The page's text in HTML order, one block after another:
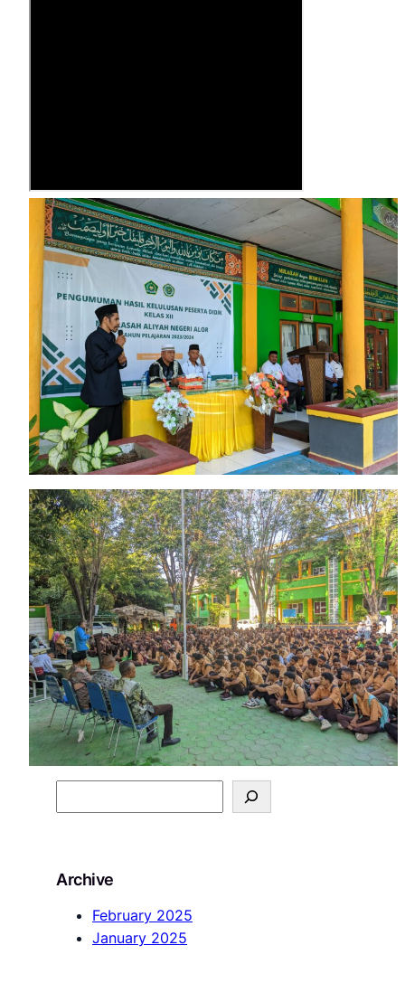
e
c
Archive
February 2025
January 2025